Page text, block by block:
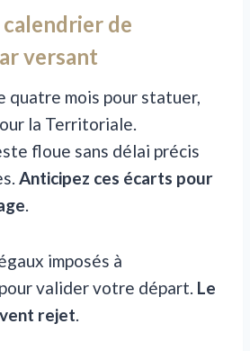
de
versant
quatre mois pour statuer,
la Territoriale.
floue sans délai précis
Anticipez ces écarts pour
.
imposés à
valider votre départ. Le
rejet.